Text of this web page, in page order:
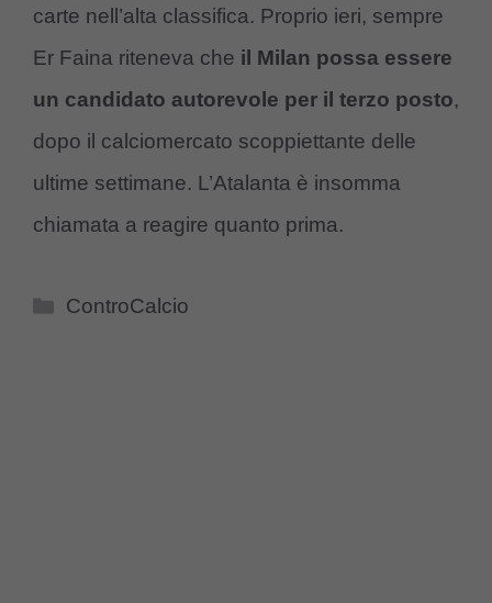
carte nell’alta classifica. Proprio ieri, sempre
Er Faina riteneva che il Milan possa essere
un candidato autorevole per il terzo posto,
dopo il calciomercato scoppiettante delle
ultime settimane. L’Atalanta è insomma
chiamata a reagire quanto prima.
Categorie
ControCalcio